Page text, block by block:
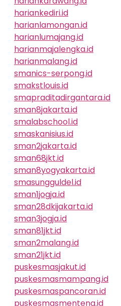
hariankediri.id
harianlamongan.id
harianlumajang.id
harianmajalengka.id
harianmalang.id
smanics-serpong.id
smakstlouis.id
smapraditadirgantara.id
sman8jakarta.id
smalabschool.id
smaskanisius.id
sman2jakarta.id
sman68jkt.id
sman8yogyakarta.id
smasungguldel.id
sman1jogja.id
sman28dkijakarta.id
sman3jogja.id
sman81jkt.id
sman2malang.id
sman21jkt.id
puskesmasjakut.id
puskesmasmampang.id
puskesmaspancoran.id
puskesmasmenteng.id